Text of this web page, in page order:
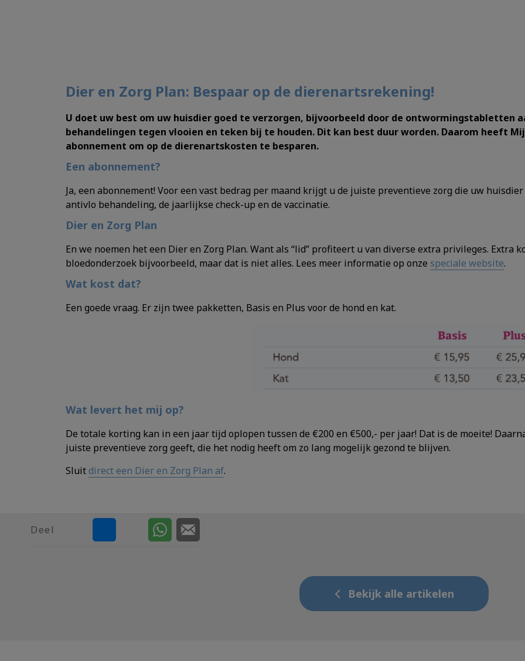
Dier en Zorg Plan: Bespaar op de dierenartsrekening!
U doet uw best om uw huisdier goed te verzorgen, bijvoorbeeld door de ontwormingstabletten
behandelingen tegen vlooien en teken bij te houden. Dit kan best duur worden. Daarom heeft
abonnement om op de dierenartskosten te besparen.
Een abonnement?
Ja, een abonnement! Voor een vast bedrag per maand krijgt u de juiste preventieve zorg die uw
antivlo behandeling, de jaarlijkse check-up en de vaccinatie.
Dier en Zorg Plan
En we noemen het een Dier en Zorg Plan. Want als “lid” profiteert u van diverse extra privileges. Extra
bloedonderzoek bijvoorbeeld, maar dat is niet alles. Lees meer informatie op onze speciale website.
Wat kost dat?
Een goede vraag. Er zijn twee pakketten, Basis en Plus voor de hond en kat.
Wat levert het mij op?
De totale korting kan in een jaar tijd oplopen tussen de €200 en €500,- per jaar! Dat is de moeite!
juiste preventieve zorg geeft, die het nodig heeft om zo lang mogelijk gezond te blijven.
Sluit direct een Dier en Zorg Plan af.
Deel
Bekijk alle artikelen